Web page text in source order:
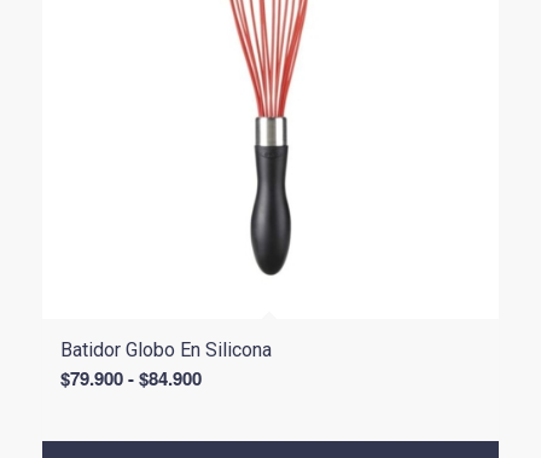
Batidor Globo En Silicona
$79.900 - $84.900Rango